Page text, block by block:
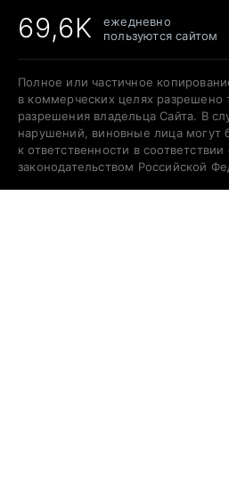
69,6K
ежедневно
пользуются сайтом
Полное или частичное
в коммерческих целях разрешено
разрешения владельца Сайта. В
нарушений, виновные лица могут
к ответственности в
законодательством Российской